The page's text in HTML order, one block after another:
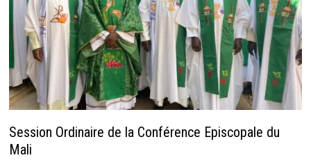
Session Ordinaire de la Conférence Episcopale du
Mali